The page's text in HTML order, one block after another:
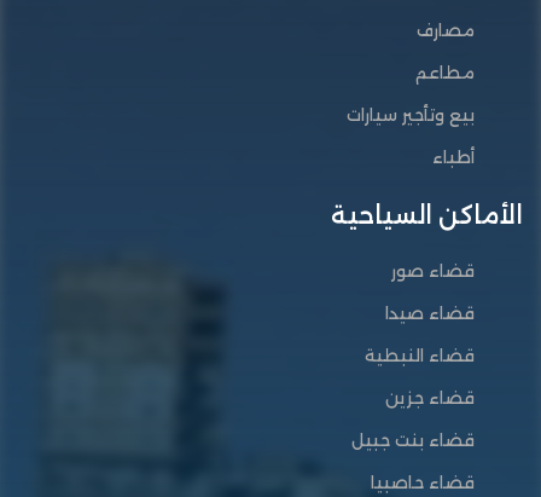
مصارف
مطاعم
بيع وتأجير سيارات
أطباء
الأماكن السياحية
قضاء صور
قضاء صيدا
قضاء النبطية
قضاء جزين
قضاء بنت جبيل
قضاء حاصبيا